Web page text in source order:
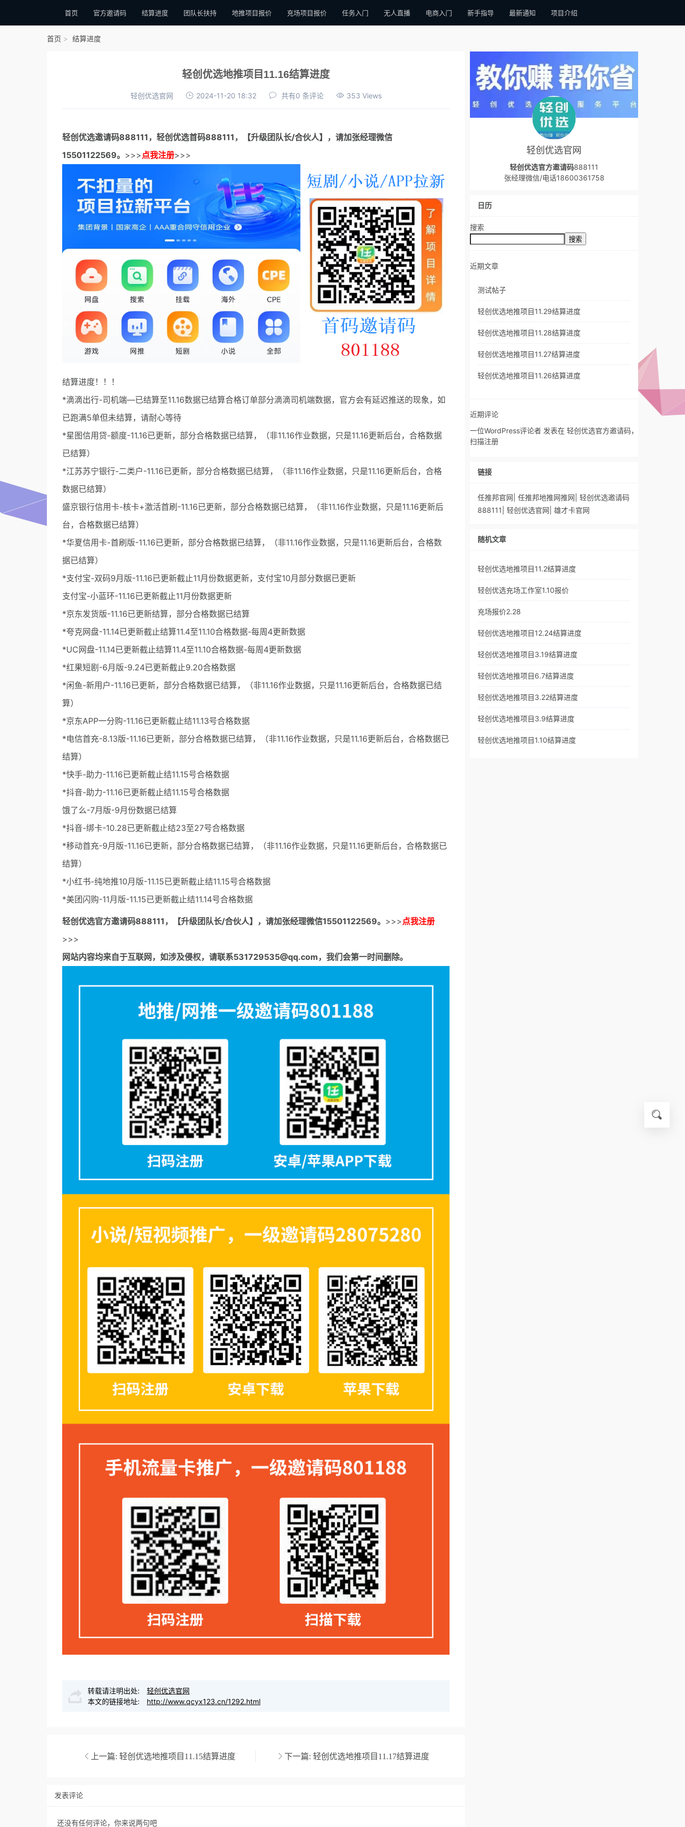
首页 官方邀请码 结算进度 团队长扶持 地推项目报价 充场项目报价 任务入门 无人直播 电商入门 新手指导 最新通知 项目介绍
首页 结算进度
轻创优选地推项目11.16结算进度
轻创优选官网 2024-11-20 18:32 共有0 条评论 353 Views
轻创优选邀请码888111， 轻创优选首码888111，【升级团队长/合伙人】，请加张经理微信
15501122569。 >>>点我注册>>>
结算进度！！！
*滴滴出行-司机端—已结算至11.16数据已结算合格订单部分滴滴司机端数据，官方会有延迟推送的现象，如
已跑满5单但未结算，请耐心等待
*星图信用贷-额度-11.16已更新，部分合格数据已结算，（非11.16作业数据，只是11.16更新后台，合格数据
已结算）
*江苏苏宁银行-二类户-11.16已更新，部分合格数据已结算，（非11.16作业数据，只是11.16更新后台，合格
数据已结算）
盛京银行信用卡-核卡+激活首刷-11.16已更新，部分合格数据已结算，（非11.16作业数据，只是11.16更新后
台，合格数据已结算）
*华夏信用卡-首刷版-11.16已更新，部分合格数据已结算，（非11.16作业数据，只是11.16更新后台，合格数
据已结算）
*支付宝-双码9月版-11.16已更新截止11月份数据更新，支付宝10月部分数据已更新
支付宝-小蓝环-11.16已更新截止11月份数据更新
*京东发货版-11.16已更新结算，部分合格数据已结算
*夸克网盘-11.14已更新截止结算11.4至11.10合格数据-每周4更新数据
*UC网盘-11.14已更新截止结算11.4至11.10合格数据-每周4更新数据
*红果短剧-6月版-9.24已更新截止9.20合格数据
*闲鱼-新用户-11.16已更新，部分合格数据已结算，（非11.16作业数据，只是11.16更新后台，合格数据已结
算）
*京东APP一分购-11.16已更新截止结11.13号合格数据
*电信首充-8.13版-11.16已更新，部分合格数据已结算，（非11.16作业数据，只是11.16更新后台，合格数据已
结算）
*快手-助力-11.16已更新截止结11.15号合格数据
*抖音-助力-11.16已更新截止结11.15号合格数据
饿了么-7月版-9月份数据已结算
*抖音-绑卡-10.28已更新截止结23至27号合格数据
*移动首充-9月版-11.16已更新，部分合格数据已结算，（非11.16作业数据，只是11.16更新后台，合格数据已
结算）
*小红书-纯地推10月版-11.15已更新截止结11.15号合格数据
*美团闪购-11月版-11.15已更新截止结11.14号合格数据
轻创优选官方邀请码888111，【升级团队长/合伙人】，请加张经理微信15501122569。 >>>点我注册
>>>
网站内容均来自于互联网，如涉及侵权，请联系531729535@qq.com，我们会第一时间删除。
转载请注明出处:
轻创优选官网
本文的链接地址:
http://www.qcyx123.cn/1292.html
上一篇: 轻创优选地推项目11.15结算进度 下一篇: 轻创优选地推项目11.17结算进度
发表评论
还没有任何评论，你来说两句吧
轻创优选官网
轻创优选官方邀请码888111
张经理微信/电话18600361758
日历
搜索
搜索
近期文章
测试帖子
轻创优选地推项目11.29结算进度
轻创优选地推项目11.28结算进度
轻创优选地推项目11.27结算进度
轻创优选地推项目11.26结算进度
近期评论
一位WordPress评论者 发表在 轻创优选官方邀请码，
扫描注册
链接
任推邦官网 任推邦地推网推网 轻创优选邀请码
888111
轻创优选官网 雄才卡官网
随机文章
轻创优选地推项目11.2结算进度
轻创优选充场工作室1.10报价
充场报价2.28
轻创优选地推项目12.24结算进度
轻创优选地推项目3.19结算进度
轻创优选地推项目6.7结算进度
轻创优选地推项目3.22结算进度
轻创优选地推项目3.9结算进度
轻创优选地推项目1.10结算进度